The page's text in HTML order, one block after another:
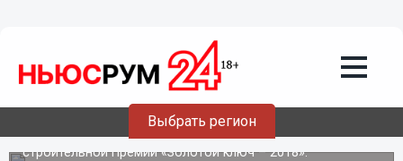
Выбрать регион
Главный редактор Newsroom24
получил благодарность
Законодательного собрания
Благодарность Александру Савельеву вручена в рамках
торжественной церемонии вручения региональной
строительной Премии «Золотой ключ – 2018».